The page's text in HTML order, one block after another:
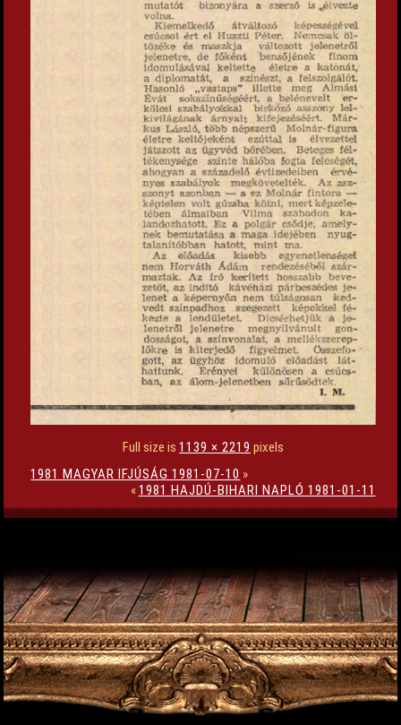
Full size is 1139 × 2219 pixels
1981 MAGYAR IFJÚSÁG 1981-07-10 »
«1981 HAJDÚ-BIHARI NAPLÓ 1981-01-11